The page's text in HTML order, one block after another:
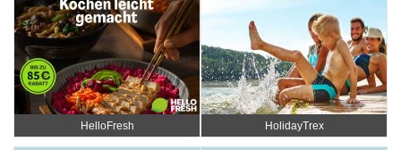
HelloFresh HolidayTrex